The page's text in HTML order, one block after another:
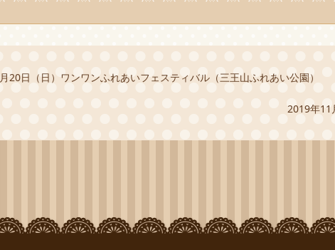
20日（日）ワンワンふれあいフェスティバル（三王山ふれあい公園）
2019年11